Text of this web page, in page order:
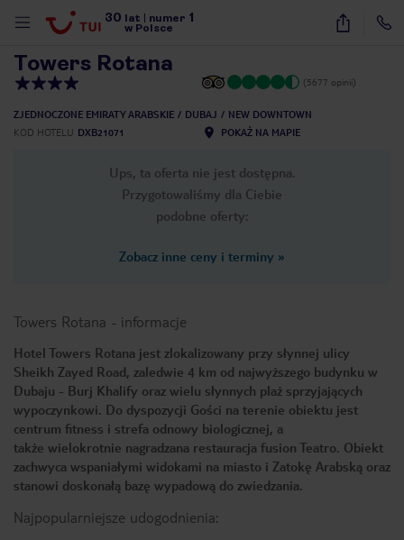
30 lat numer 1
w Polsce
13
Towers Rotana
(5677 opinii)
ZJEDNOCZONE EMIRATY ARABSKIE DUBAJ
NEW DOWNTOWN
KOD HOTELU DXB21071 POKAŻ NA MAPIE
Ups, ta oferta nie jest dostępna.
Przygotowaliśmy dla Ciebie
podobne oferty:
Zobacz inne ceny i terminy »
Towers Rotana - informacje
Hotel Towers Rotana jest zlokalizowany przy słynnej ulicy
Sheikh Zayed Road, zaledwie 4 km od najwyższego budynku w
Dubaju - Burj Khalify oraz wielu słynnych plaż sprzyjających
wypoczynkowi. Do dyspozycji Gości na terenie obiektu jest
centrum fitness i strefa odnowy biologicznej, a
także wielokrotnie nagradzana restauracja fusion Teatro. Obiekt
zachwyca wspaniałymi widokami na miasto i Zatokę Arabską oraz
stanowi doskonałą bazę wypadową do zwiedzania.
Najpopularniejsze udogodnienia: